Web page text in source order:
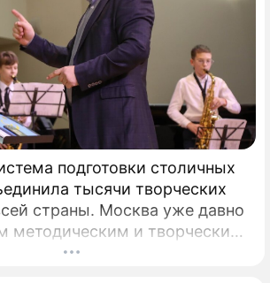
подготовки столичных
тысячи творческих
страны. Москва уже давно
методическим и творческим
где рождаются самые